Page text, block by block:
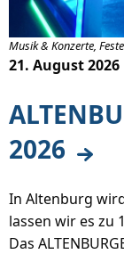
2026
Musik & Konzerte,
21. August 2026
In Altenburg
lassen wir es zu
Das